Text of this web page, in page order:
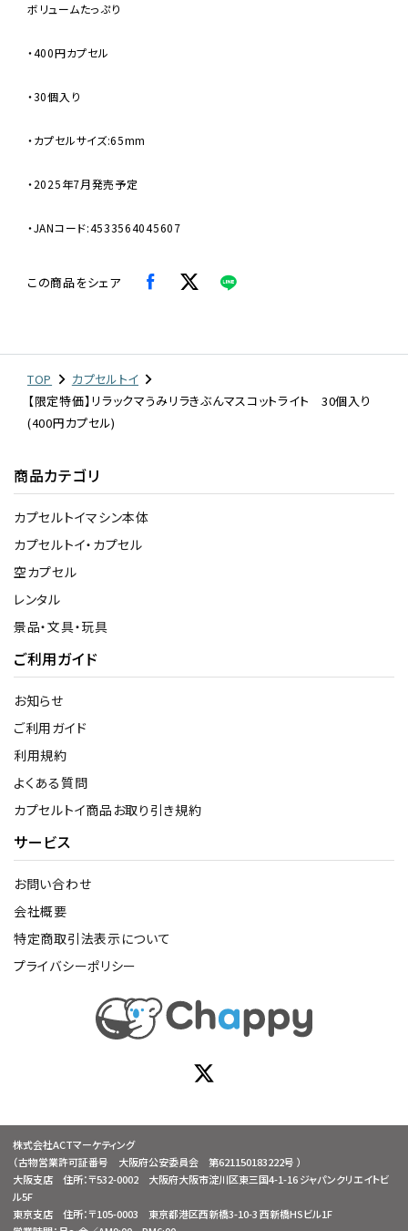
ボリュームたっぷり
・400円カプセル
・30個入り
・カプセルサイズ:65mm
・2025年7月発売予定
・JANコード:4533564045607
この商品をシェア
TOP
カプセルトイ
【限定特価】リラックマうみリラきぶんマスコットライト 30個入り
(400円カプセル)
商品カテゴリ
カプセルトイマシン本体
カプセルトイ・カプセル
空カプセル
レンタル
景品・文具・玩具
ご利用ガイド
お知らせ
ご利用ガイド
利用規約
よくある質問
カプセルトイ商品お取り引き規約
サービス
お問い合わせ
会社概要
特定商取引法表示について
プライバシーポリシー
株式会社ACTマーケティング
（古物営業許可証番号 大阪府公安委員会 第621150183222号 ）
大阪支店 住所：〒532-0002 大阪府大阪市淀川区東三国4-1-16 ジャパンクリエイトビ
ル5F
東京支店 住所：〒105-0003 東京都港区西新橋3-10-3 西新橋HSビル1F